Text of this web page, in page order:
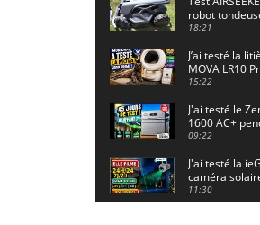
robot
câble pour
18:21
J’ai testé la
MOVA LR10
? 🐱
15:22
J'ai testé le
1600 AC+
voici les
09:22
J'ai testé la
caméra
24/7 grâce à
11:30